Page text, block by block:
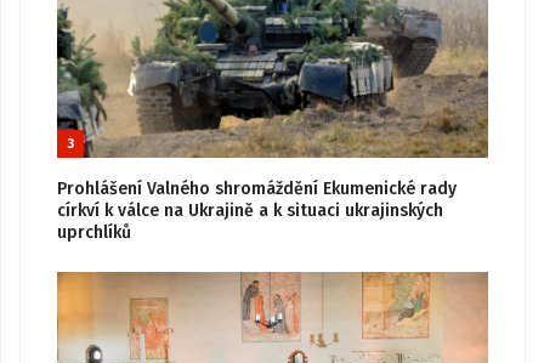
3
Prohlášení Valného shromáždění Ekumenické rady
církví k válce na Ukrajině a k situaci ukrajinských
uprchlíků